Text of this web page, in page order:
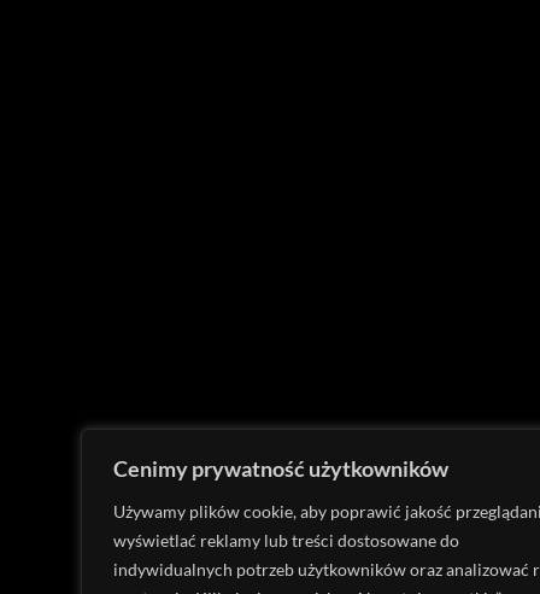
Cenimy prywatność użytkowników
Używamy plików cookie, aby poprawić jakość
wyświetlać reklamy lub treści dostosowane do
indywidualnych potrzeb użytkowników oraz analizować